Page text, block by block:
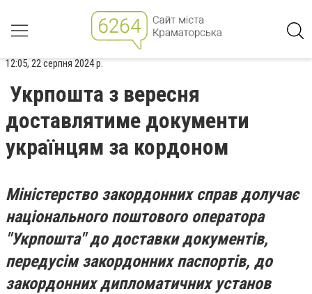
12:05, 22 серпня 2024 р.
Укрпошта з вересня
доставлятиме документи
українцям за кордоном
Міністерство закордонних справ долучає
національного поштового оператора
"Укрпошта" до доставки документів,
передусім закордонних паспортів, до
закордонних дипломатичних установ